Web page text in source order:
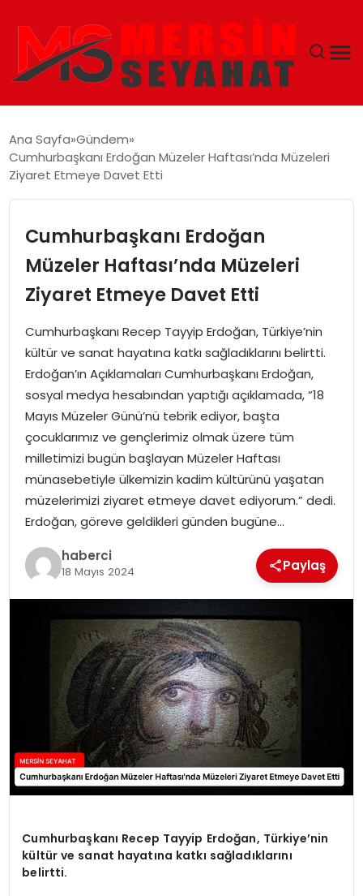
EKONOMI
GÜNCEL
Ana Sayfa Gündem
Cumhurbaşkanı Erdoğan Müzeler Haftası’nda Müzeleri
Ziyaret Etmeye Davet Etti
Cumhurbaşkanı Erdoğan
Müzeler Haftası’nda Müzeleri
Ziyaret Etmeye Davet Etti
Cumhurbaşkanı Recep Tayyip Erdoğan, Türkiye’nin
kültür ve sanat hayatına katkı sağladıklarını belirtti.
Erdoğan’ın Açıklamaları Cumhurbaşkanı Erdoğan,
sosyal medya hesabından yaptığı açıklamada, “18
Mayıs Müzeler Günü’nü tebrik ediyor, başta
çocuklarımız ve gençlerimiz olmak üzere tüm
milletimizi bugün başlayan Müzeler Haftası
münasebetiyle ülkemizin kadim kültürünü yaşatan
müzelerimizi ziyaret etmeye davet ediyorum.” dedi.
Erdoğan, göreve geldikleri günden bugüne…
haberci
18 Mayıs 2024 Paylaş
Cumhurbaşkanı Recep Tayyip Erdoğan, Türkiye’nin
kültür ve sanat hayatına katkı sağladıklarını
belirtti.